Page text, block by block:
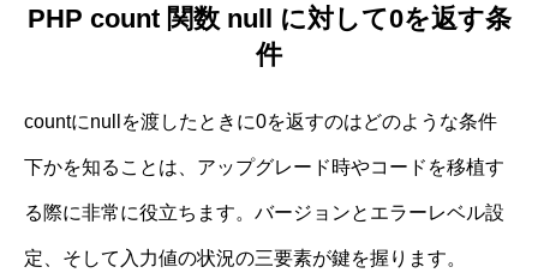
PHP count 関数 null に対して0を返す条
件
countにnullを渡したときに0を返すのはどのような条件
下かを知ることは、アップグレード時やコードを移植す
る際に非常に役立ちます。バージョンとエラーレベル設
定、そして入力値の状況の三要素が鍵を握ります。